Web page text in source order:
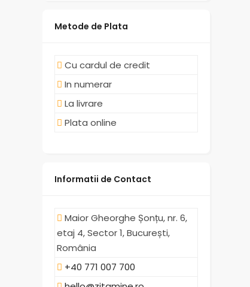
Metode de Plata
Cu cardul de credit
In numerar
La livrare
Plata online
Informatii de Contact
Maior Gheorghe Șonțu, nr. 6,
etaj 4, Sector 1, București,
România
+40 771 007 700